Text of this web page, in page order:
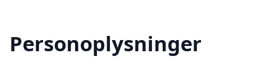
Personoplysninger